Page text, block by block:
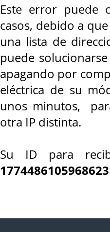
Este error puede
casos, debido a
una lista de
puede
apagando por
eléctrica de su
unos minutos,
otra IP distinta.
Su ID para